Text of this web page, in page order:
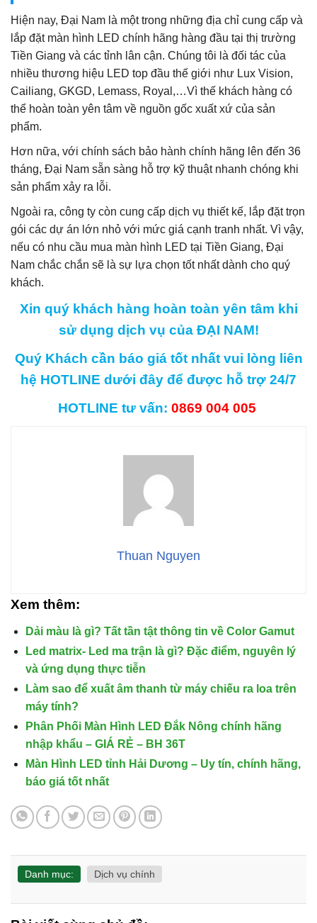
Hiện nay, Đại Nam là một trong những địa chỉ cung cấp và
lắp đặt màn hình LED chính hãng hàng đầu tại thị trường
Tiền Giang và các tỉnh lân cận. Chúng tôi là đối tác của
nhiều thương hiệu LED top đầu thế giới như Lux Vision,
Cailiang, GKGD, Lemass, Royal,…Vì thế khách hàng có
thể hoàn toàn yên tâm về nguồn gốc xuất xứ của sản
phẩm.
Hơn nữa, với chính sách bảo hành chính hãng lên đến 36
tháng, Đại Nam sẵn sàng hỗ trợ kỹ thuật nhanh chóng khi
sản phẩm xảy ra lỗi.
Ngoài ra, công ty còn cung cấp dịch vụ thiết kế, lắp đặt trọn
gói các dự án lớn nhỏ với mức giá cạnh tranh nhất. Vì vậy,
nếu có nhu cầu mua màn hình LED tại Tiền Giang, Đại
Nam chắc chắn sẽ là sự lựa chọn tốt nhất dành cho quý
khách.
Xin quý khách hàng hoàn toàn yên tâm khi
sử dụng dịch vụ của ĐẠI NAM!
Quý Khách cần báo giá tốt nhất vui lòng liên
hệ HOTLINE dưới đây để được hỗ trợ 24/7
HOTLINE tư vấn: 0869 004 005
Thuan Nguyen
Xem thêm:
Dải màu là gì? Tất tần tật thông tin về Color Gamut
Led matrix- Led ma trận là gì? Đặc điểm, nguyên lý
và ứng dụng thực tiễn
Làm sao để xuất âm thanh từ máy chiếu ra loa trên
máy tính?
Phân Phối Màn Hình LED Đắk Nông chính hãng
nhập khẩu – GIÁ RẺ – BH 36T
Màn Hình LED tỉnh Hải Dương – Uy tín, chính hãng,
báo giá tốt nhất
Danh mục: Dịch vụ chính